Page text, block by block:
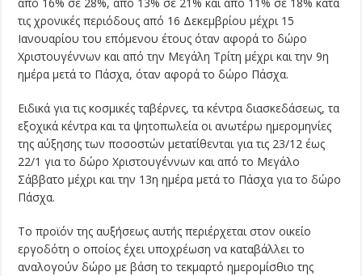
από 16% σε 28%, από 13% σε 21% και από 11% σε 18% κατά
τις χρονικές περιόδους από 16 Δεκεμβρίου μέχρι 15
Ιανουαρίου του επόμενου έτους όταν αφορά το δώρο
Χριστουγέννων και από την Μεγάλη Τρίτη μέχρι και την 9η
ημέρα μετά το Πάσχα, όταν αφορά το δώρο Πάσχα.
Ειδικά για τις κοσμικές ταβέρνες, τα κέντρα διασκεδάσεως, τα
εξοχικά κέντρα και τα ψητοπωλεία οι ανωτέρω ημερομηνίες
της αύξησης των ποσοστών μετατίθενται για τις 23/12 έως
22/1 για το δώρο Χριστουγέννων και από το Μεγάλο
Σάββατο μέχρι και την 13η ημέρα μετά το Πάσχα για το δώρο
Πάσχα.
Το προϊόν της αυξήσεως αυτής περιέρχεται στον οικείο
εργοδότη ο οποίος έχει υποχρέωση να καταβάλλει το
αναλογούν δώρο με βάση το τεκμαρτό ημερομίσθιο της